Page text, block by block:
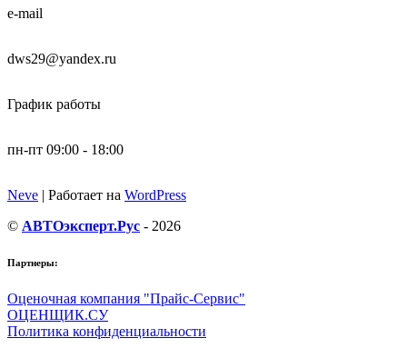
e-mail
dws29@yandex.ru
График работы
пн-пт 09:00 - 18:00
Neve | Работает на WordPress
© АВТОэксперт.Рус - 2026
Партнеры:
Оценочная компания "Прайс-Сервис"
ОЦЕНЩИК.СУ
Политика конфиденциальности